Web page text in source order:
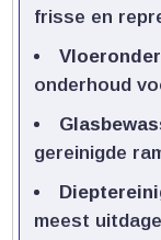
frisse en
onderhoud
gereinigde
meest